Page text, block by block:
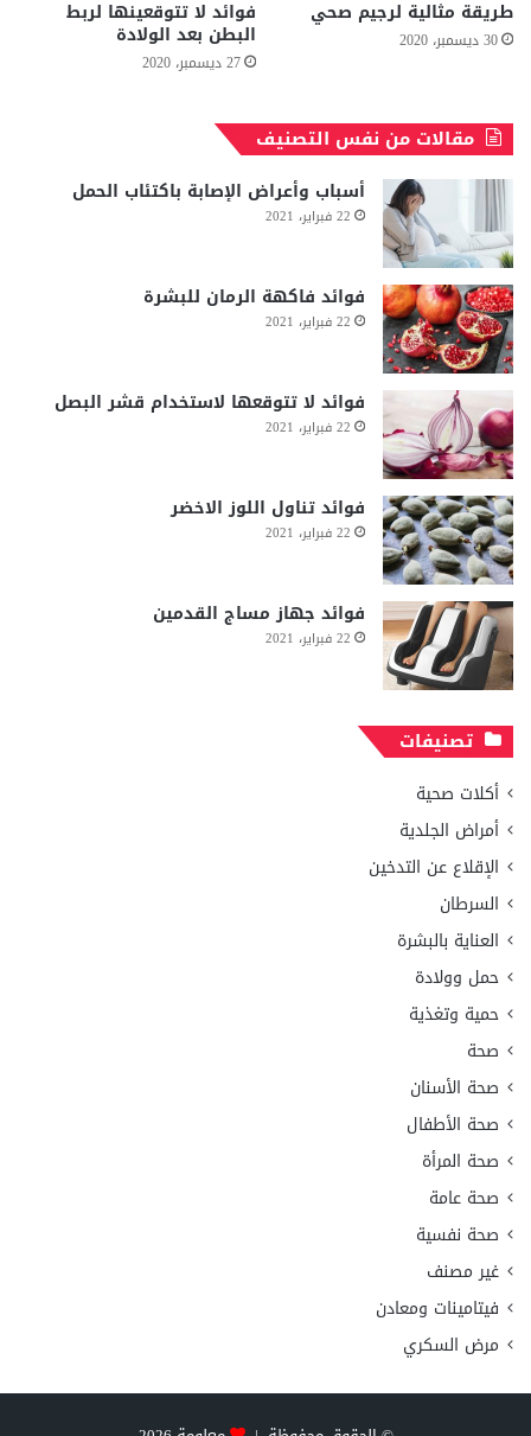
طريقة مثالية لرجيم صحي
30 ديسمبر، 2020
فوائد لا تتوقعينها لربط
البطن بعد الولادة
27 ديسمبر، 2020
مقالات من نفس التصنيف
أسباب وأعراض الإصابة باكتئاب الحمل
22 فبراير، 2021
فوائد فاكهة الرمان للبشرة
22 فبراير، 2021
فوائد لا تتوقعها لاستخدام قشر البصل
22 فبراير، 2021
فوائد تناول اللوز الاخضر
22 فبراير، 2021
فوائد جهاز مساج القدمين
22 فبراير، 2021
تصنيفات
أكلات صحية
أمراض الجلدية
الإقلاع عن التدخين
السرطان
العناية بالبشرة
حمل وولادة
حمية وتغذية
صحة
صحة الأسنان
صحة الأطفال
صحة المرأة
صحة عامة
صحة نفسية
غير مصنف
فيتامينات ومعادن
مرض السكري